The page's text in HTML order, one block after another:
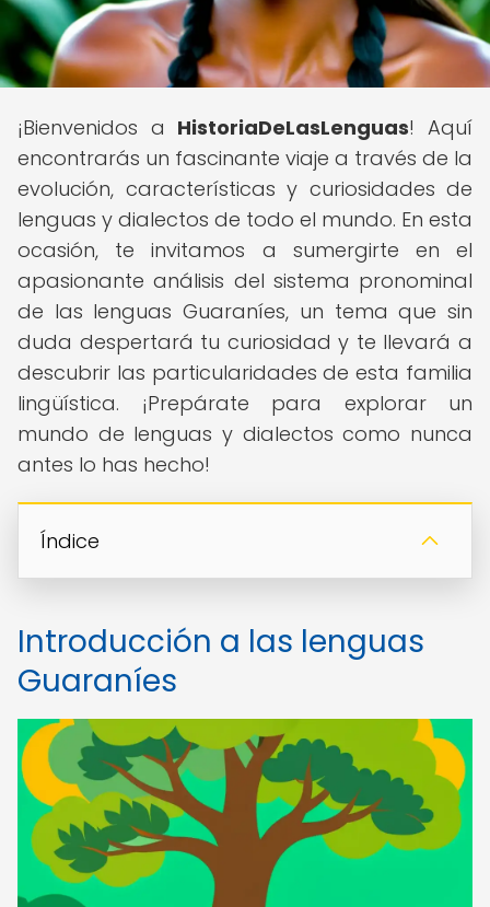
¡Bienvenidos a HistoriaDeLasLenguas! Aquí
encontrarás un fascinante viaje a través de la
evolución, características y curiosidades de
lenguas y dialectos de todo el mundo. En esta
ocasión, te invitamos a sumergirte en el
apasionante análisis del sistema pronominal
de las lenguas Guaraníes, un tema que sin
duda despertará tu curiosidad y te llevará a
descubrir las particularidades de esta familia
lingüística. ¡Prepárate para explorar un
mundo de lenguas y dialectos como nunca
antes lo has hecho!
Índice
Introducción a las lenguas
Guaraníes